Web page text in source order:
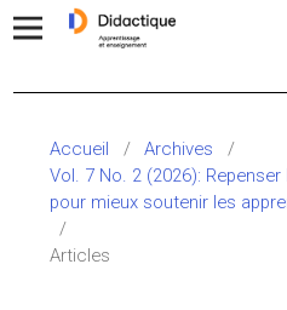
Accueil / Archives
/
Vol. 7 No. 2 (2026): Repenser
pour mieux soutenir les
/
Articles